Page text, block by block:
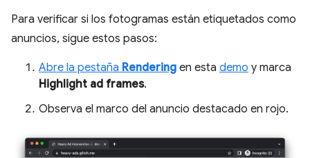
Para verificar si los fotogramas están etiquetados como
anuncios, sigue estos pasos:
Abre la pestaña Rendering en esta demo y marca
Highlight ad frames.
Observa el marco del anuncio destacado en rojo.